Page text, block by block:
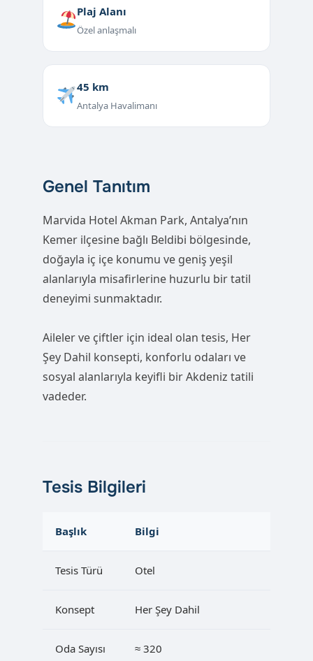
Plaj Alanı
Özel anlaşmalı
45 km
Antalya Havalimanı
Genel Tanıtım
Marvida Hotel Akman Park, Antalya’nın
Kemer ilçesine bağlı Beldibi bölgesinde,
doğayla iç içe konumu ve geniş yeşil
alanlarıyla misafirlerine huzurlu bir tatil
deneyimi sunmaktadır.
Aileler ve çiftler için ideal olan tesis, Her
Şey Dahil konsepti, konforlu odaları ve
sosyal alanlarıyla keyifli bir Akdeniz tatili
vadeder.
Tesis Bilgileri
Başlık Bilgi
Tesis Türü Otel
Konsept Her Şey Dahil
Oda Sayısı ≈ 320